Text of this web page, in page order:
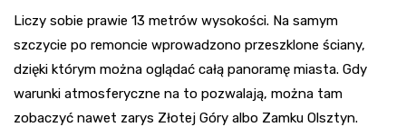
Liczy sobie prawie 13 metrów wysokości. Na samym
szczycie po remoncie wprowadzono przeszklone ściany,
dzięki którym można oglądać całą panoramę miasta. Gdy
warunki atmosferyczne na to pozwalają, można tam
zobaczyć nawet zarys Złotej Góry albo Zamku Olsztyn.